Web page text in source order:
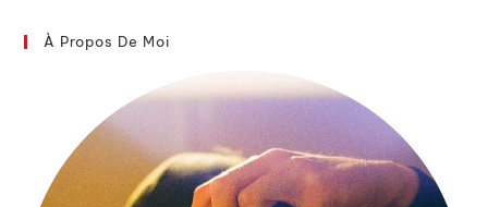
À Propos De Moi